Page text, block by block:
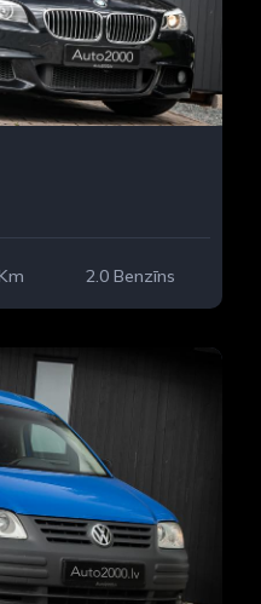
2.0 Benzīns